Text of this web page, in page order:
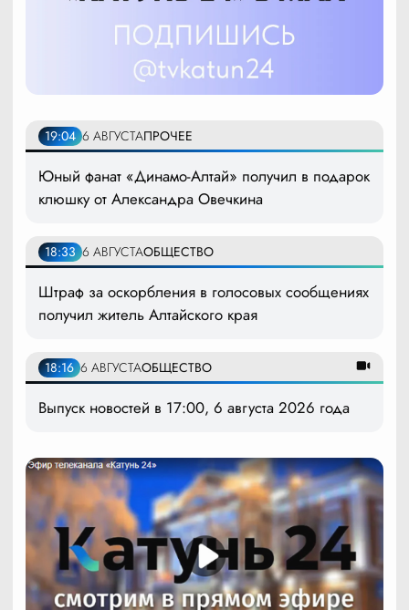
19:04 6 АВГУСТАПРОЧЕЕ
Юный фанат «Динамо-Алтай» получил в подарок
клюшку от Александра Овечкина
18:33 6 АВГУСТАОБЩЕСТВО
Штраф за оскорбления в голосовых сообщениях
получил житель Алтайского края
18:16 6 АВГУСТАОБЩЕСТВО
Выпуск новостей в 17:00, 6 августа 2026 года